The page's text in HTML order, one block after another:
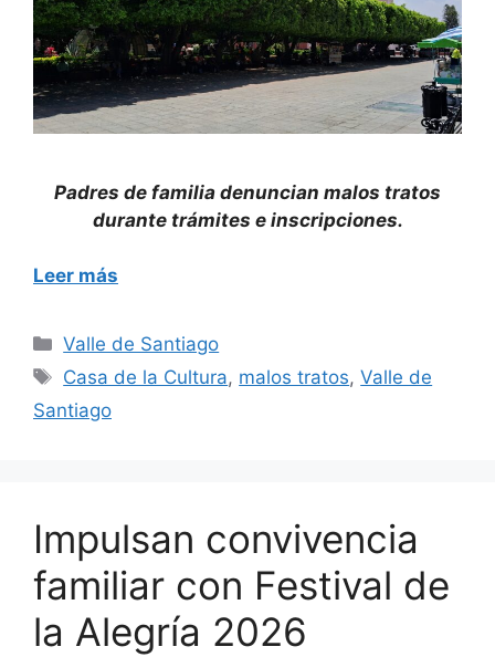
Padres de familia denuncian malos tratos
durante trámites e inscripciones.
Leer más
Categorías
Valle de Santiago
Etiquetas
Casa de la Cultura, malos tratos,Valle de
Santiago
Impulsan convivencia
familiar con Festival de
la Alegría 2026